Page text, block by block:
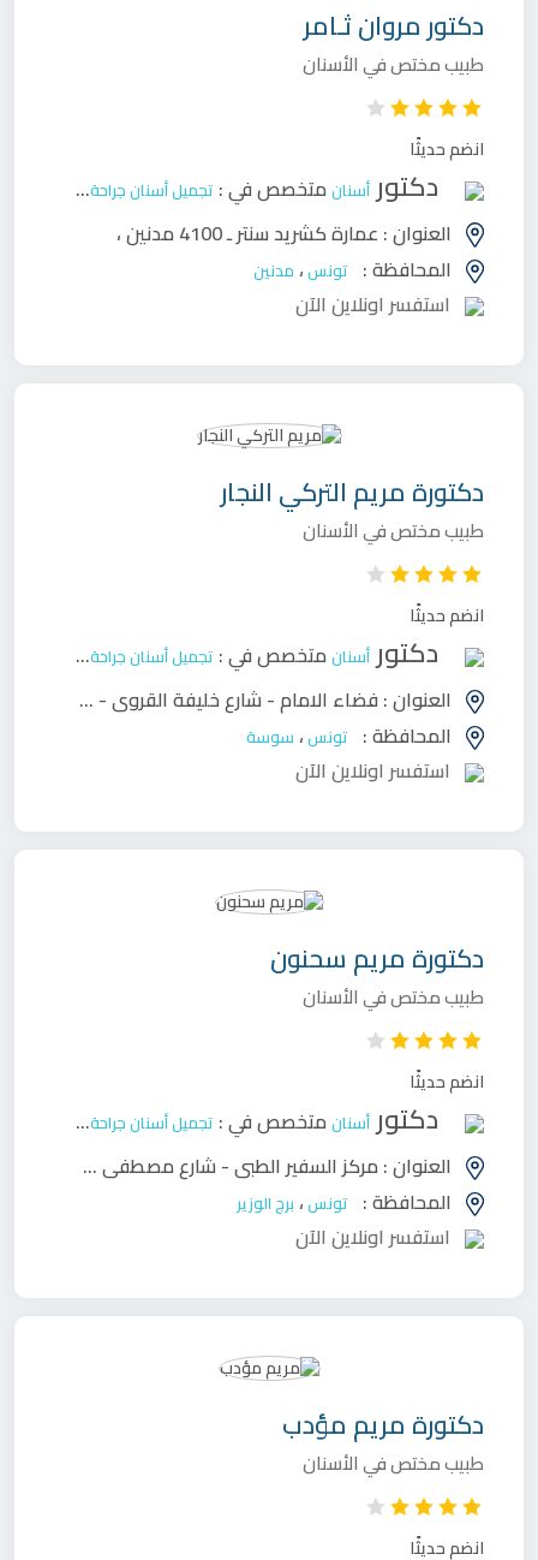
دكتور مروان ثـامر
طبيب مختص في الأسنان
انضم حديثًا
دكتورأسنانمتخصص في : تجميل أسنانجراحة وجه وفكين
العنوان : عمارة كشريد سنتر ـ 4100 مدنين
،
المحافظة : تونس، مدنين
استفسر اونلاين الآن
دكتورة مريم التركي النجار
طبيب مختص في الأسنان
انضم حديثًا
دكتورأسنانمتخصص في : تجميل أسنانجراحة وجه وفكين
العنوان :فضاء الامام - شارع خليفة القروي - جوهرة - سوسة
المحافظة : تونس، سوسة
استفسر اونلاين الآن
دكتورة مريم سحنون
طبيب مختص في الأسنان
انضم حديثًا
دكتورأسنانمتخصص في : تجميل أسنانجراحة وجه وفكين
العنوان :مركز السفير الطبي - شارع مصطفى محسن 2073 برج الوزير - أريانة
المحافظة : تونس، برج الوزير
استفسر اونلاين الآن
دكتورة مريم مؤدب
طبيب مختص في الأسنان
انضم حديثًا